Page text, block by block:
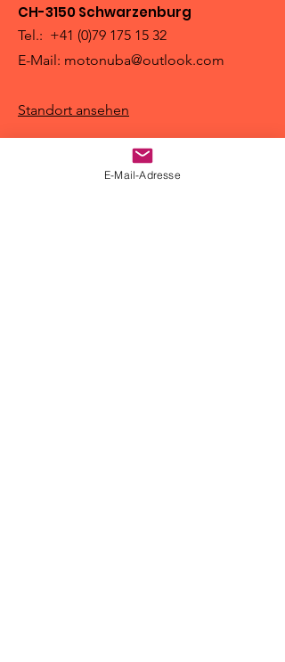
CH-3150 Schwarzenburg
Tel.: +41 (0)79 175 15 32
E-Mail: motonuba@outlook.com
Standort ansehen
E-Mail-Adresse